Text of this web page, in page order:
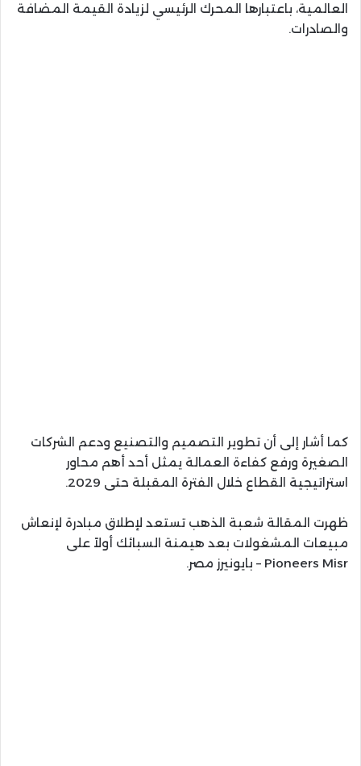
العالمية، باعتبارها المحرك الرئيسي لزيادة القيمة المضافة
والصادرات.
كما أشار إلى أن تطوير التصميم والتصنيع ودعم الشركات
الصغيرة ورفع كفاءة العمالة يمثل أحد أهم محاور
استراتيجية القطاع خلال الفترة المقبلة حتى 2029.
ظهرت المقالة شعبة الذهب تستعد لإطلاق مبادرة لإنعاش
مبيعات المشغولات بعد هيمنة السبائك أولاً على
Pioneers Misr – بايونيرز مصر.